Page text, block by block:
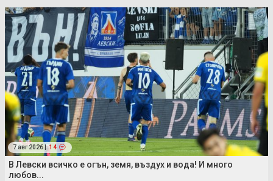
7 авг 2026 | 14
В Левски всичко е огън, земя, въздух и вода! И много
любов...